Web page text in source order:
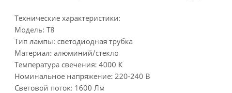
Технические характеристики:
Модель: T8
Тип лампы: светодиодная трубка
Материал: алюминий/стекло
Температура свечения: 4000 К
Номинальное напряжение: 220-240 В
Световой поток: 1600 Лм